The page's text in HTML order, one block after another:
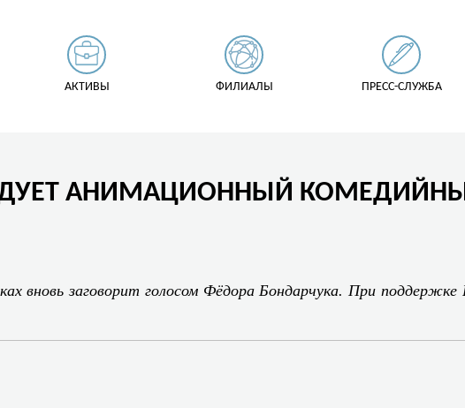
АКТИВЫ ФИЛИАЛЫ ПРЕСС-СЛУЖБА
АНИМАЦИОННЫЙ
вновь заговорит голосом Фёдора Бондарчука. При поддержке